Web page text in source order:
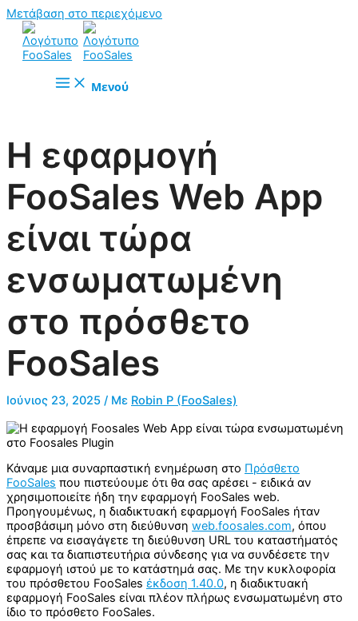
Μετάβαση στο περιεχόμενο
Μενού
Η εφαρμογή
FooSales Web App
είναι τώρα
ενσωματωμένη
στο πρόσθετο
FooSales
Ιούνιος 23, 2025 / Με Robin P (FooSales)
Κάναμε μια συναρπαστική ενημέρωση στο Πρόσθετο
FooSales που πιστεύουμε ότι θα σας αρέσει - ειδικά αν
χρησιμοποιείτε ήδη την εφαρμογή FooSales web.
Προηγουμένως, η διαδικτυακή εφαρμογή FooSales ήταν
προσβάσιμη μόνο στη διεύθυνση web.foosales.com, όπου
έπρεπε να εισαγάγετε τη διεύθυνση URL του καταστήματός
σας και τα διαπιστευτήρια σύνδεσης για να συνδέσετε την
εφαρμογή ιστού με το κατάστημά σας. Με την κυκλοφορία
του πρόσθετου FooSales έκδοση 1.40.0, η διαδικτυακή
εφαρμογή FooSales είναι πλέον πλήρως ενσωματωμένη στο
ίδιο το πρόσθετο FooSales.